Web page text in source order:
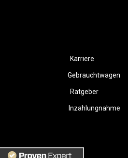
Karriere
Gebrauchtwagen
Ratgeber
Inzahlungnahme